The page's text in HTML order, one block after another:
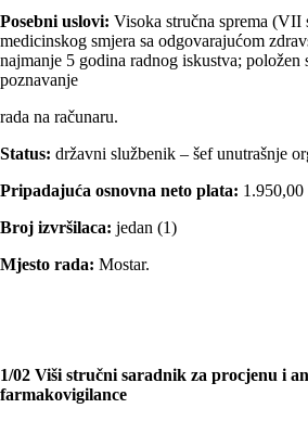
Posebni uslovi: Visoka stručna sprema (VII
medicinskog smjera sa odgovarajućom
najmanje 5 godina radnog iskustva; položen
poznavanje
rada na računaru.
Status: državni službenik – šef unutrašnje
Pripadajuća osnovna neto plata:
Broj izvršilaca: jedan (1)
Mjesto rada: Mostar.
1/02 Viši stručni saradnik za procjenu i
farmakovigilance